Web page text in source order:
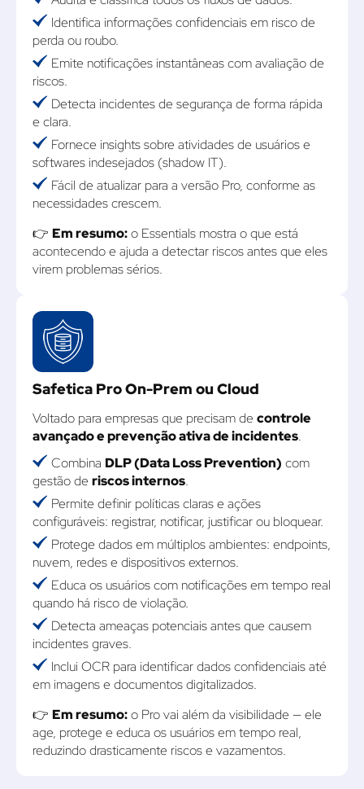
Identifica informações confidenciais em risco de
perda ou roubo.
Emite notificações instantâneas com avaliação de
riscos.
Detecta incidentes de segurança de forma rápida
e clara.
Fornece insights sobre atividades de usuários e
softwares indesejados (shadow IT).
Fácil de atualizar para a versão Pro, conforme as
necessidades crescem.
👉 Em resumo:o Essentials mostra o que está
acontecendo e ajuda a detectar riscos antes que eles
virem problemas sérios.
Safetica Pro On-Prem ou Cloud
Voltado para empresas que precisam de controle
avançado e prevenção ativa de incidentes.
Combina DLP (Data Loss Prevention) com
gestão de riscos internos.
Permite definir políticas claras e ações
configuráveis: registrar, notificar, justificar ou bloquear.
Protege dados em múltiplos ambientes: endpoints,
nuvem, redes e dispositivos externos.
Educa os usuários com notificações em tempo real
quando há risco de violação.
Detecta ameaças potenciais antes que causem
incidentes graves.
Inclui OCR para identificar dados confidenciais até
em imagens e documentos digitalizados.
👉 Em resumo:o Pro vai além da visibilidade — ele
age, protege e educa os usuários em tempo real,
reduzindo drasticamente riscos e vazamentos.